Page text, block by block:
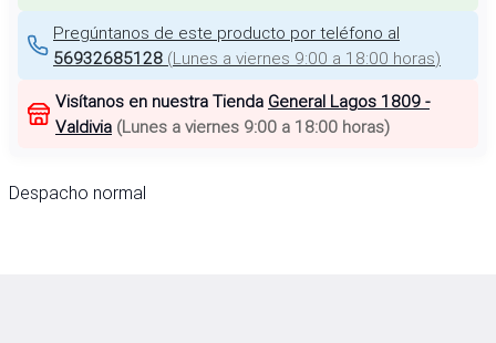
Pregúntanos de este producto por teléfono al
56932685128 (Lunes a viernes 9:00 a 18:00 horas)
Visítanos en nuestra Tienda General Lagos 1809 -
Valdivia (Lunes a viernes 9:00 a 18:00 horas)
Despacho normal